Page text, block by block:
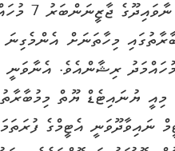
ހެޓްރިކްހެދި ޓީމް
މިހާތަނަށް އެންމެގިނަ
ރިޝާންއެވެ. އެނާވަނީ
މިއީ ޔުނައިޓެޑް ޔޫތް
ނައިވާދޫވަނީ އެޓީމްގެ